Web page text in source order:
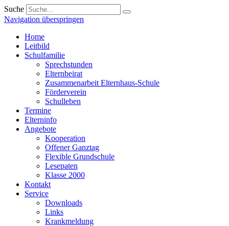
Suche
Navigation überspringen
Home
Leitbild
Schulfamilie
Sprechstunden
Elternbeirat
Zusammenarbeit Elternhaus-Schule
Förderverein
Schulleben
Termine
Elterninfo
Angebote
Kooperation
Offener Ganztag
Flexible Grundschule
Lesepaten
Klasse 2000
Kontakt
Service
Downloads
Links
Krankmeldung